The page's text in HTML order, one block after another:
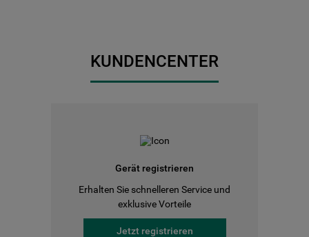
KUNDENCENTER
Gerät registrieren
Erhalten Sie schnelleren Service und
exklusive Vorteile
Jetzt registrieren